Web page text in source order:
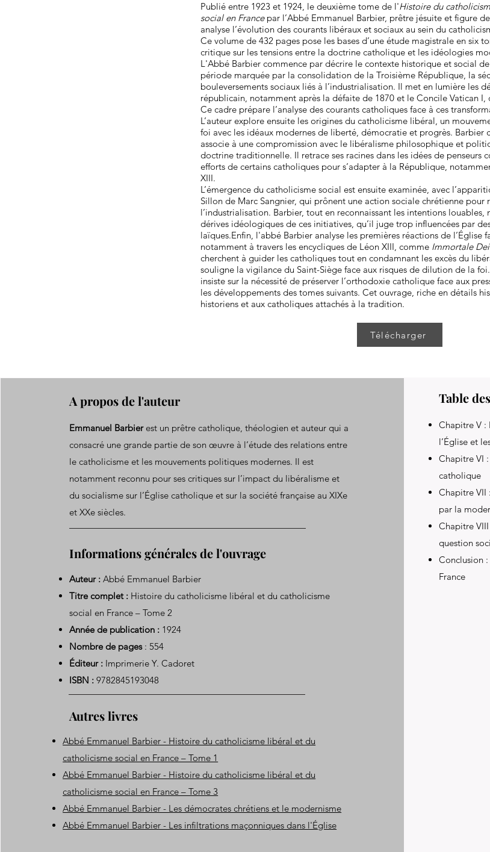
Publié entre 1923 et 1924, le deuxième tome de l'Histoire du
social en France par l’Abbé Emmanuel Barbier, prêtre jésuite et figure
analyse l’évolution des courants libéraux et sociaux au sein du
Ce volume de 432 pages pose les bases d’une étude magistrale en six
critique sur les tensions entre la doctrine catholique et les idéologies
L'Abbé Barbier commence par décrire le contexte historique et social
période marquée par la consolidation de la Troisième République, la
bouleversements sociaux liés à l’industrialisation. Il met en lumière les
républicain, notamment après la défaite de 1870 et le Concile Vatican
Ce cadre prépare l’analyse des courants catholiques face à ces
L’auteur explore ensuite les origines du catholicisme libéral, un
foi avec les idéaux modernes de liberté, démocratie et progrès. Barbier
associe à une compromission avec le libéralisme philosophique et
doctrine traditionnelle. Il retrace ses racines dans les idées de penseurs
efforts de certains catholiques pour s’adapter à la République,
XIII.
L’émergence du catholicisme social est ensuite examinée, avec
Sillon de Marc Sangnier, qui prônent une action sociale chrétienne pour
l’industrialisation. Barbier, tout en reconnaissant les intentions louables,
dérives idéologiques de ces initiatives, qu’il juge trop influencées par
laïques.Enfin, l'abbé Barbier analyse les premières réactions de l’Église
notamment à travers les encycliques de Léon XIII, comme Immortale Dei
cherchent à guider les catholiques tout en condamnant les excès du
souligne la vigilance du Saint-Siège face aux risques de dilution de la
insiste sur la nécessité de préserver l’orthodoxie catholique face aux
les développements des tomes suivants. Cet ouvrage, riche en détails
historiens et aux catholiques attachés à la tradition.
Télécharger
A propos de l'auteur
Emmanuel Barbierest un prêtre catholique, théologien et auteur qui a
consacré une grande partie de son œuvre à l’étude des relations entre
le catholicisme et les mouvements politiques modernes. Il est
notamment reconnu pour ses critiques sur l’impact du libéralisme et
du socialisme sur l’Église catholique et sur la société française au XIXe
et XXe siècles.
Informations générales de l'ouvrage
Auteur : Abbé Emmanuel Barbier
Titre complet : Histoire du catholicisme libéral et du catholicisme
social en France – Tome 2
Année de publication : 1924
Nombre de pages: 554
Éditeur : Imprimerie Y. Cadoret
ISBN : 9782845193048
Autres livres
Abbé Emmanuel Barbier - Histoire du catholicisme libéral et du
catholicisme social en France – Tome 1
Abbé Emmanuel Barbier - Histoire du catholicisme libéral et du
catholicisme social en France – Tome 3
Abbé Emmanuel Barbier - Les démocrates chrétiens et le modernisme
Abbé Emmanuel Barbier - Les infiltrations maçonniques dans l'Église
Table
Chapitre V :
l’Église et
Chapitre VI
catholique
Chapitre VII
par la
Chapitre
question
Conclusion
France